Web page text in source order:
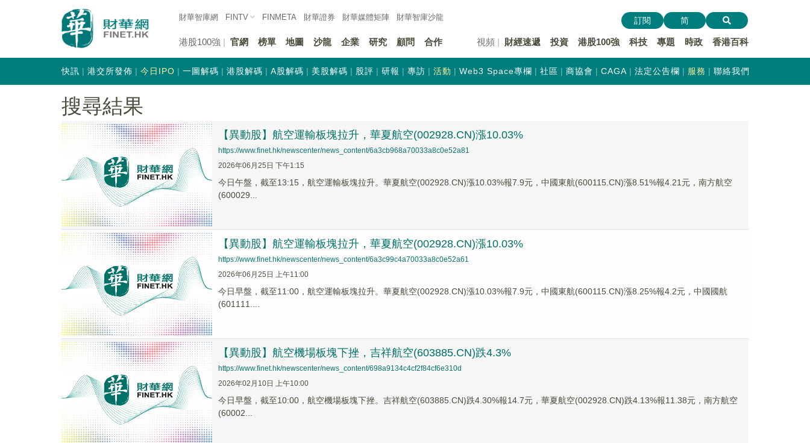
財華智庫網 FINTV FINMETA 財華證券 財華媒體矩陣 財華智庫沙龍
港股100強 官網 榜單 地圖 沙龍 企業 研究 顧問 合作 視頻 財經速遞 投資 港股100強 科技 專題 時政 香港百科
訂閱 简
快訊 港交所發佈 今日IPO 一圖解碼 港股解碼 A股解碼 美股解碼 股評 研報 專訪 活動 Web3 Space專欄 社區 商協會 CAGA 法定公告欄 服務 聯絡我們
搜尋結果
【異動股】航空運輸板塊拉升，華夏航空(002928.CN)漲10.03%
https://www.finet.hk/newscenter/news_content/6a3cb968a70033a8c0e52a81
2026年06月25日 下午1:15
今日午盤，截至13:15，航空運輸板塊拉升。華夏航空(002928.CN)漲10.03%報7.9元，中國東航(600115.CN)漲8.51%報4.21元，南方航空
(600029...
【異動股】航空運輸板塊拉升，華夏航空(002928.CN)漲10.03%
https://www.finet.hk/newscenter/news_content/6a3c99c4a70033a8c0e52a61
2026年06月25日 上午11:00
今日早盤，截至11:00，航空運輸板塊拉升。華夏航空(002928.CN)漲10.03%報7.9元，中國東航(600115.CN)漲8.25%報4.2元，中國國航
(601111....
【異動股】航空機場板塊下挫，吉祥航空(603885.CN)跌4.3%
https://www.finet.hk/newscenter/news_content/698a9134c4cf2f84cf6e310d
2026年02月10日 上午10:00
今日早盤，截至10:00，航空機場板塊下挫。吉祥航空(603885.CN)跌4.30%報14.7元，華夏航空(002928.CN)跌4.13%報11.38元，南方航空
(60002...